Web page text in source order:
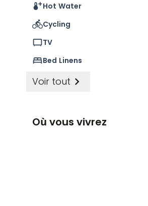
Hot Water
Cycling
TV
Bed Linens
Voir tout
Où vous vivrez